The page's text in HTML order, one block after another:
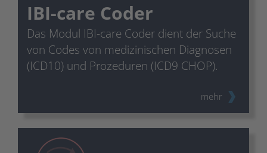
IBI-care Coder
Das Modul IBI-care Coder dient der Suche
von Codes von medizinischen Diagnosen
(ICD10) und Prozeduren (ICD9 CHOP).
mehr